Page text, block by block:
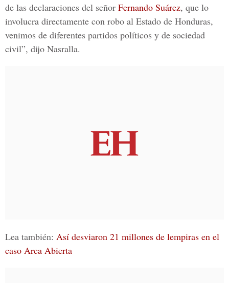
de las declaraciones del señor Fernando Suárez, que lo
involucra directamente con robo al Estado de Honduras,
venimos de diferentes partidos políticos y de sociedad
civil”, dijo Nasralla.
Lea también: Así desviaron 21 millones de lempiras en el
caso Arca Abierta